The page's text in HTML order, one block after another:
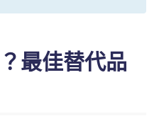
最佳替代品